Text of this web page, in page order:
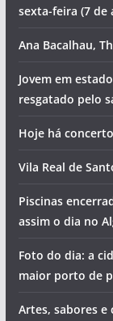
sexta-feira (7 de
Ana Bacalhau,
Jovem em
resgatado pelo
Hoje há
Vila Real de
Piscinas
assim o dia no
Foto do dia: a
maior porto de
Artes, sabores e